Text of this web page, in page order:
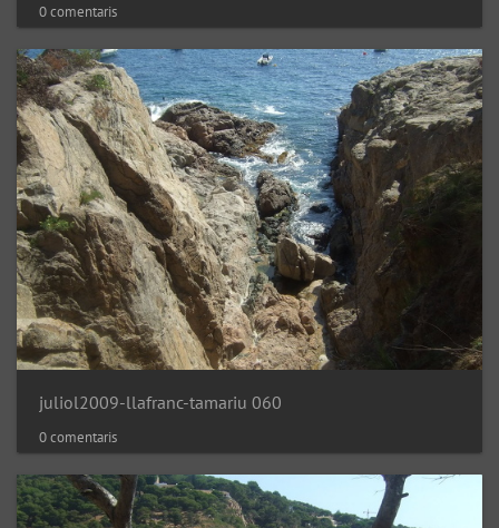
0 comentaris
juliol2009-llafranc-tamariu 060
0 comentaris